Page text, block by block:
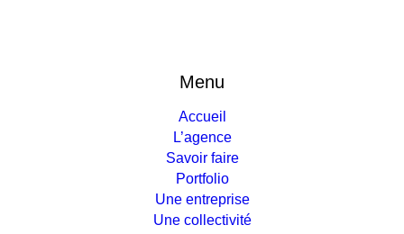
Menu
Accueil
L’agence
Savoir faire
Portfolio
Une entreprise
Une collectivité